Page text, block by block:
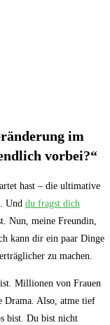
im
vorbei?“
hast – ⁣die ultimative
. Und du fragst dich
Nun, meine Freundin,
kann dir ein paar Dinge‌
zu machen.
Millionen von Frauen
Drama. Also, atme tief
bist. Du bist nicht